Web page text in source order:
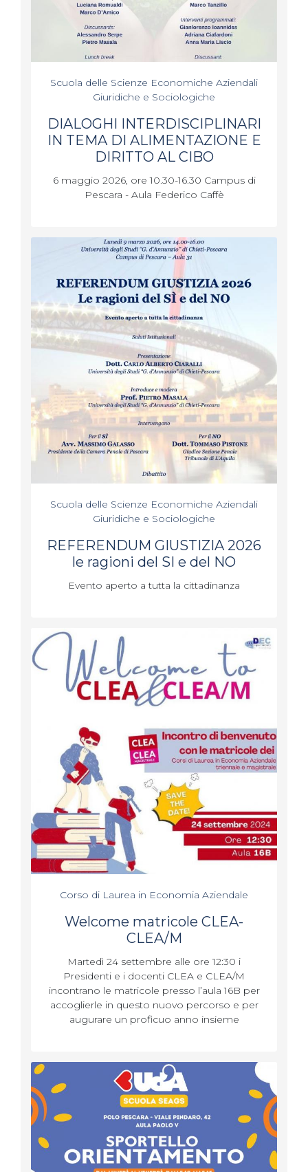
Scuola delle Scienze Economiche Aziendali
Giuridiche e Sociologiche
DIALOGHI INTERDISCIPLINARI
IN TEMA DI ALIMENTAZIONE E
DIRITTO AL CIBO
6 maggio 2026, ore 10.30-16.30 Campus di
Pescara - Aula Federico Caffè
Scuola delle Scienze Economiche Aziendali
Giuridiche e Sociologiche
REFERENDUM GIUSTIZIA 2026
le ragioni del SI e del NO
Evento aperto a tutta la cittadinanza
Corso di Laurea in Economia Aziendale
Welcome matricole CLEA-
CLEA/M
Martedì 24 settembre alle ore 12:30 i
Presidenti e i docenti CLEA e CLEA/M
incontrano le matricole presso l’aula 16B per
accoglierle in questo nuovo percorso e per
augurare un proficuo anno insieme